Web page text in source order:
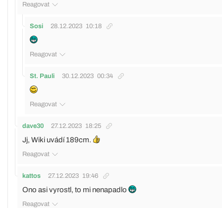
Reagovat
Sosi 28.12.2023 10:18
Reagovat
St. Pauli 30.12.2023 00:34
Reagovat
dave30 27.12.2023 18:25
Jj, Wiki uvádí 189cm.
Reagovat
kattos 27.12.2023 19:46
Ono asi vyrostl, to mi nenapadlo
Reagovat